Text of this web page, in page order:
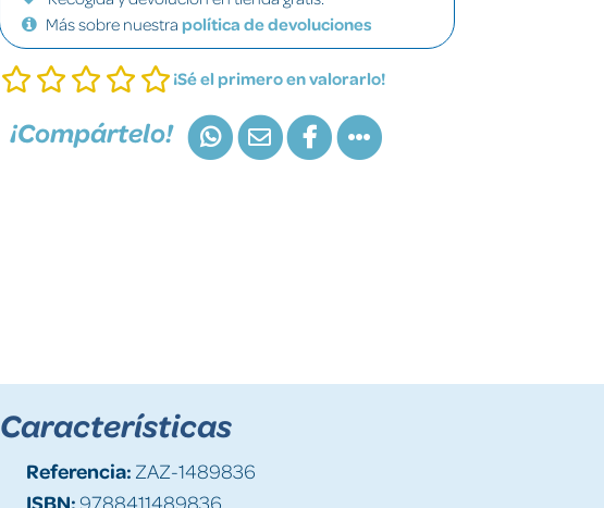
Más sobre nuestra política de devoluciones
¡Sé el primero en valorarlo!
¡Compártelo!
Características
Referencia: ZAZ-1489836
ISBN:9788411489836